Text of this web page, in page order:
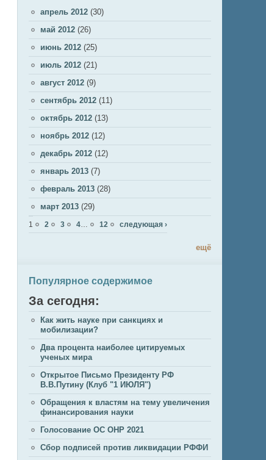
апрель 2012 (30)
май 2012 (26)
июнь 2012 (25)
июль 2012 (21)
август 2012 (9)
сентябрь 2012 (11)
октябрь 2012 (13)
ноябрь 2012 (12)
декабрь 2012 (12)
январь 2013 (7)
февраль 2013 (28)
март 2013 (29)
Страницы
1 2 3 4 12 следующая ›
ещё
Популярное содержимое
За сегодня:
Как жить науке при санкциях и
мобилизации?
Два процента наиболее цитируемых
ученых мира
Открытое Письмо Президенту РФ
В.В.Путину (Клуб "1 ИЮЛЯ")
Обращения к властям на тему увеличения
финансирования науки
Голосование ОС ОНР 2021
Сбор подписей против ликвидации РФФИ